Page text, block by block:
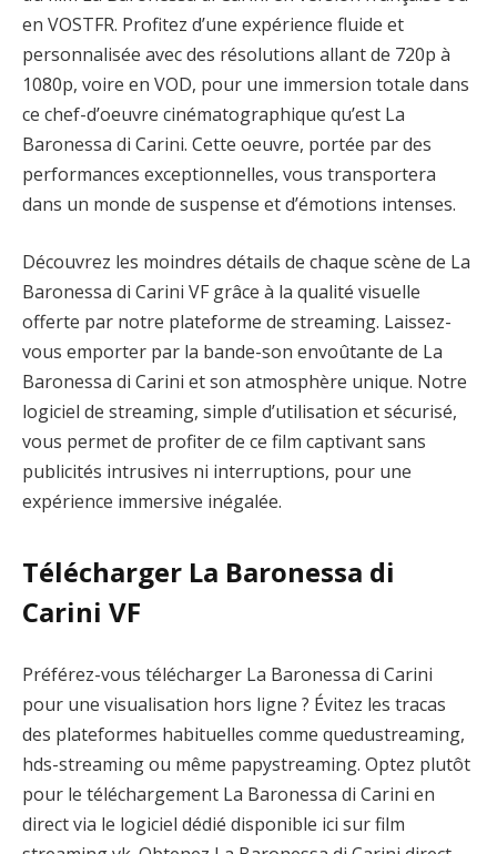
en VOSTFR. Profitez d’une expérience fluide et
personnalisée avec des résolutions allant de 720p à
1080p, voire en VOD, pour une immersion totale dans
ce chef-d’oeuvre cinématographique qu’est La
Baronessa di Carini. Cette oeuvre, portée par des
performances exceptionnelles, vous transportera
dans un monde de suspense et d’émotions intenses.
Découvrez les moindres détails de chaque scène de La
Baronessa di Carini VF grâce à la qualité visuelle
offerte par notre plateforme de streaming. Laissez-
vous emporter par la bande-son envoûtante de La
Baronessa di Carini et son atmosphère unique. Notre
logiciel de streaming, simple d’utilisation et sécurisé,
vous permet de profiter de ce film captivant sans
publicités intrusives ni interruptions, pour une
expérience immersive inégalée.
Télécharger La Baronessa di
Carini VF
Préférez-vous télécharger La Baronessa di Carini
pour une visualisation hors ligne ? Évitez les tracas
des plateformes habituelles comme quedustreaming,
hds-streaming ou même papystreaming. Optez plutôt
pour le téléchargement La Baronessa di Carini en
direct via le logiciel dédié disponible ici sur film